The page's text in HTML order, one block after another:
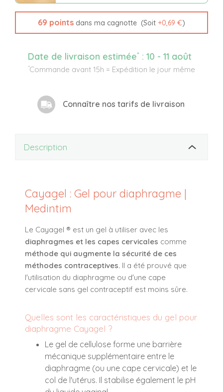
69 points dans ma cagnotte (Soit +0,69 €)
Date de livraison estimée* : 10 - 11 août
*Commande avant 15h = Expédition le jour même
Connaître nos tarifs de livraison
Description
Cayagel : Gel pour diaphragme |
Medintim
Le Cayagel ® est un gel à utiliser avec les
diaphragmes et les capes cervicales comme
méthode qui augmente la sécurité de ces
méthodes contraceptives. Il a été prouvé que
l'utilisation du diaphragme ou d'une cape
cervicale sans gel contraceptif est moins sûre.
Quelles sont les caractéristiques du gel pour
diaphragme Cayagel ?
Le gel de cellulose forme une barrière
mécanique supplémentaire entre le
diaphragme (ou une cape cervicale) et le
col de l'utérus. Il stabilise également le pH